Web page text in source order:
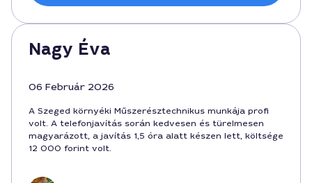
Nagy Éva
06 Február 2026
A Szeged környéki Műszerésztechnikus munkája profi
volt. A telefonjavítás során kedvesen és türelmesen
magyarázott, a javítás 1,5 óra alatt készen lett, költsége
12 000 forint volt.